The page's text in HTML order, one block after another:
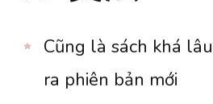
Cũng là sách khá
ra phiên bản mới